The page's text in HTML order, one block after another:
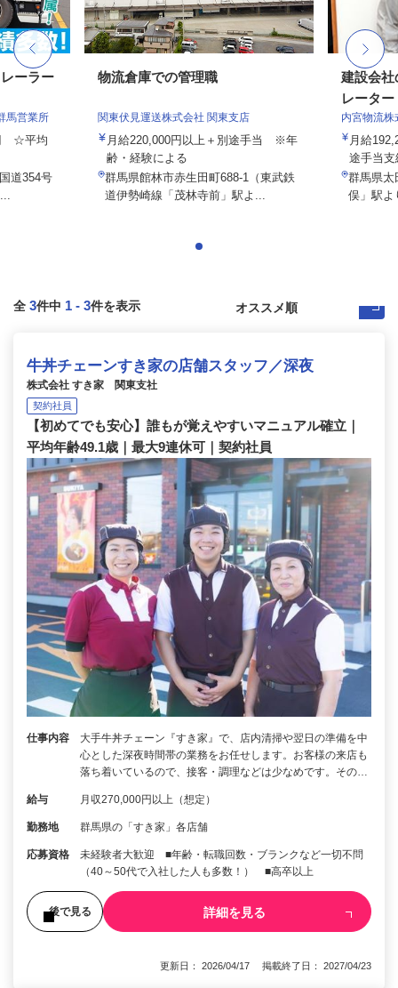
ーラー
馬営業所
☆平均
道354号
物流倉庫での管理職
関東伏見運送株式会社 関東支店
月給220,000円以上＋別途手当 ※年
齢・経験による
群馬県館林市赤生田町688-1（東武鉄
道伊勢崎線「茂林寺前」駅よ...
建設会社
レーター
内宮物流株
月給
途手当
群馬県太
俣」駅
全 3件中 1 - 3件を表示
牛丼チェーンすき家の店舗スタッフ／深夜
株式会社 すき家 関東支社
契約社員
【初めてでも安心】誰もが覚えやすいマニュアル確立｜
平均年齢49.1歳｜最大9連休可｜契約社員
仕事内容
大手牛丼チェーン『すき家』で、店内清掃や翌日の準備を中
心とした深夜時間帯の業務をお任せします。お客様の来店も
落ち着いているので、接客・調理などは少なめです。その…
給与 月収270,000円以上（想定）
勤務地 群馬県の「すき家」各店舗
応募資格
未経験者大歓迎 ■年齢・転職回数・ブランクなど一切不問
（40～50代で入社した人も多数！） ■高卒以上
後で見る 詳細を見る
更新日： 2026/04/17 掲載終了日： 2027/04/23